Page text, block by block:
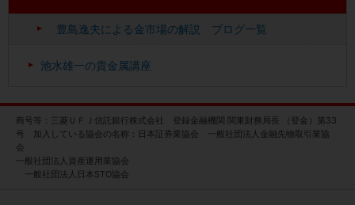
豊島逸夫による金市場の解説 ブログ一覧
池水雄一の貴金属講座
商号等：三菱ＵＦＪ信託銀行株式会社 登録金融機関 関東財務局長 （登金）第33
号 加入している協会の名称：日本証券業協会 一般社団法人金融先物取引業協
会
一般社団法人資産運用業協会
一般社団法人日本STO協会